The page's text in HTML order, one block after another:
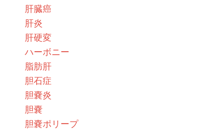
肝臓癌
肝炎
肝硬変
ハーボニー
脂肪肝
胆石症
胆嚢炎
胆嚢
胆嚢ポリープ